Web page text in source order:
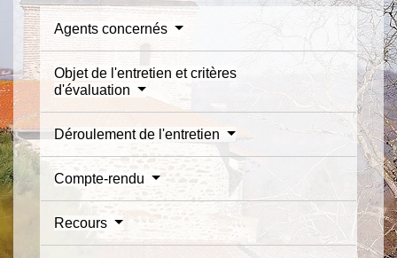
Agents concernés
Objet de l'entretien et critères
d'évaluation
Déroulement de l'entretien
Compte-rendu
Recours